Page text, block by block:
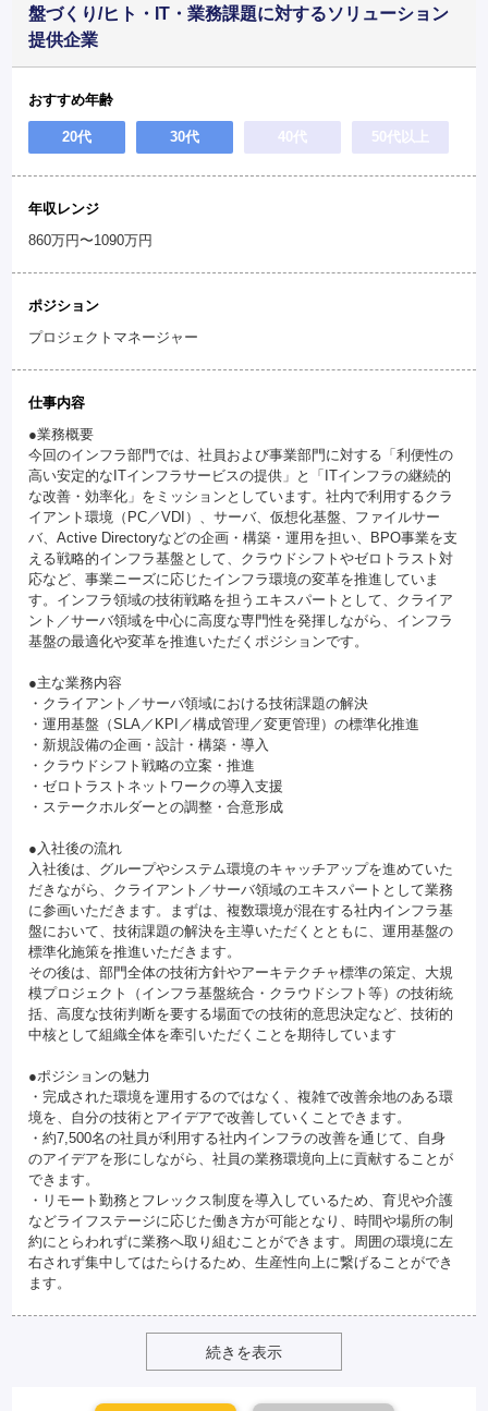
盤づくり/ヒト・IT・業務課題に対するソリューション
提供企業
おすすめ年齢
20代 30代 40代 50代以上
年収レンジ
860万円〜1090万円
ポジション
プロジェクトマネージャー
仕事内容
●業務概要
今回のインフラ部門では、社員および事業部門に対する「利便性の
高い安定的なITインフラサービスの提供」と「ITインフラの継続的
な改善・効率化」をミッションとしています。社内で利用するクラ
イアント環境（PC／VDI）、サーバ、仮想化基盤、ファイルサー
バ、Active Directoryなどの企画・構築・運用を担い、BPO事業を支
える戦略的インフラ基盤として、クラウドシフトやゼロトラスト対
応など、事業ニーズに応じたインフラ環境の変革を推進していま
す。インフラ領域の技術戦略を担うエキスパートとして、クライア
ント／サーバ領域を中心に高度な専門性を発揮しながら、インフラ
基盤の最適化や変革を推進いただくポジションです。
●主な業務内容
・クライアント／サーバ領域における技術課題の解決
・運用基盤（SLA／KPI／構成管理／変更管理）の標準化推進
・新規設備の企画・設計・構築・導入
・クラウドシフト戦略の立案・推進
・ゼロトラストネットワークの導入支援
・ステークホルダーとの調整・合意形成
●入社後の流れ
入社後は、グループやシステム環境のキャッチアップを進めていた
だきながら、クライアント／サーバ領域のエキスパートとして業務
に参画いただきます。まずは、複数環境が混在する社内インフラ基
盤において、技術課題の解決を主導いただくとともに、運用基盤の
標準化施策を推進いただきます。
その後は、部門全体の技術方針やアーキテクチャ標準の策定、大規
模プロジェクト（インフラ基盤統合・クラウドシフト等）の技術統
括、高度な技術判断を要する場面での技術的意思決定など、技術的
中核として組織全体を牽引いただくことを期待しています
●ポジションの魅力
・完成された環境を運用するのではなく、複雑で改善余地のある環
境を、自分の技術とアイデアで改善していくことできます。
・約7,500名の社員が利用する社内インフラの改善を通じて、自身
のアイデアを形にしながら、社員の業務環境向上に貢献することが
できます。
・リモート勤務とフレックス制度を導入しているため、育児や介護
などライフステージに応じた働き方が可能となり、時間や場所の制
約にとらわれずに業務へ取り組むことができます。周囲の環境に左
右されず集中してはたらけるため、生産性向上に繋げることができ
ます。
続きを表示